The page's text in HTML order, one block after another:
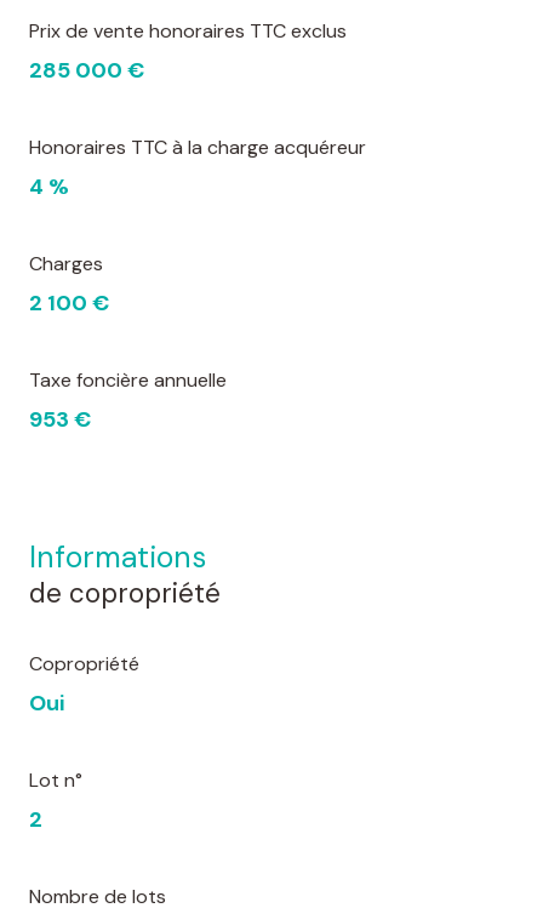
Prix de vente honoraires TTC exclus
285 000 €
Honoraires TTC à la charge acquéreur
4 %
Charges
2 100 €
Taxe foncière annuelle
953 €
informations
de copropriété
Copropriété
Oui
Lot n°
2
Nombre de lots